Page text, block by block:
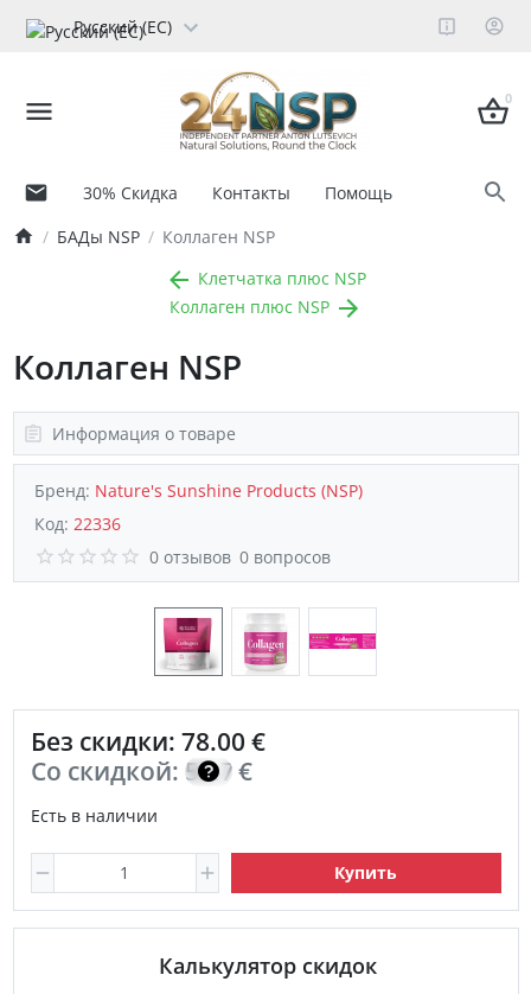
Русский (ЕС)
0
30% Скидка Контакты
Помощь
БАДы NSP
Коллаген NSP
Клетчатка плюс NSP
Коллаген плюс NSP
Коллаген NSP
Информация о товаре
Бренд: Nature's Sunshine Products (NSP)
Код: 22336
0 отзывов 0 вопросов
Без скидки: 78.00 €
Со скидкой: 55.70
€
Есть в наличии
Купить
Калькулятор скидок